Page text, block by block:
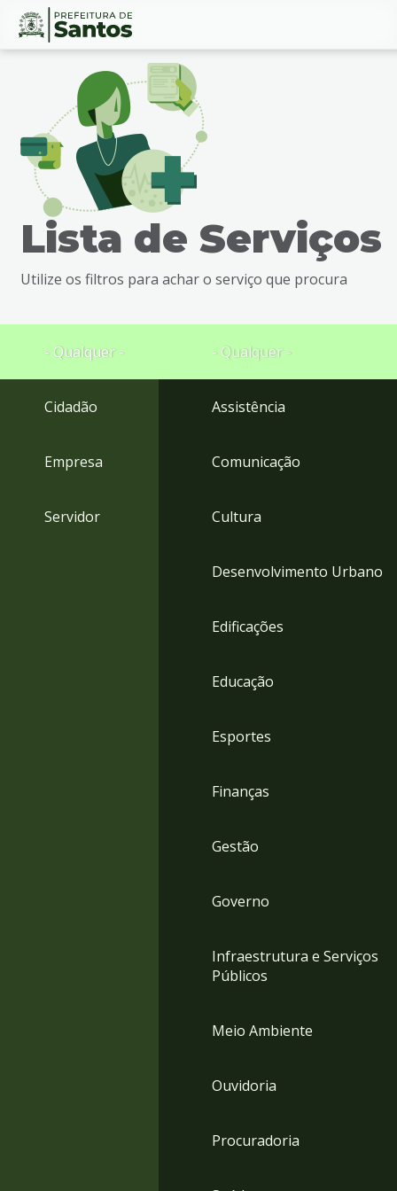
Ir
busca
Ir
rodapé
Conteúdo
Lista de Serviços
Utilize os filtros para achar o serviço que procura
- Qualquer -
Cidadão
Empresa
Servidor
- Qualquer -
Assistência
Comunicação
Cultura
Desenvolvimento Urbano
Edificações
Educação
Esportes
Finanças
Gestão
Governo
Infraestrutura e Serviços
Públicos
Meio Ambiente
Ouvidoria
Procuradoria